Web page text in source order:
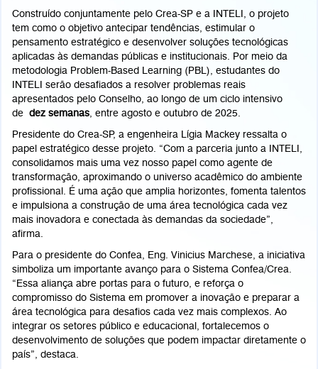
Construído conjuntamente pelo Crea-SP e a INTELI, o projeto
tem como o objetivo antecipar tendências, estimular o
pensamento estratégico e desenvolver soluções tecnológicas
aplicadas às demandas públicas e institucionais. Por meio da
metodologia Problem-Based Learning (PBL), estudantes do
INTELI serão desafiados a resolver problemas reais
apresentados pelo Conselho, ao longo de um ciclo intensivo
de dez semanas, entre agosto e outubro de 2025.
Presidente do Crea-SP, a engenheira Lígia Mackey ressalta o
papel estratégico desse projeto. “Com a parceria junto a INTELI,
consolidamos mais uma vez nosso papel como agente de
transformação, aproximando o universo acadêmico do ambiente
profissional. É uma ação que amplia horizontes, fomenta talentos
e impulsiona a construção de uma área tecnológica cada vez
mais inovadora e conectada às demandas da sociedade”,
afirma.
Para o presidente do Confea, Eng. Vinicius Marchese, a iniciativa
simboliza um importante avanço para o Sistema Confea/Crea.
“Essa aliança abre portas para o futuro, e reforça o
compromisso do Sistema em promover a inovação e preparar a
área tecnológica para desafios cada vez mais complexos. Ao
integrar os setores público e educacional, fortalecemos o
desenvolvimento de soluções que podem impactar diretamente o
país”, destaca.